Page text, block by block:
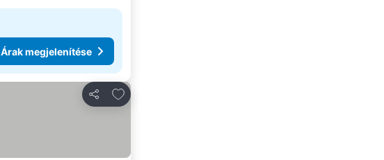
Árak megjelenítése
Megosztás
Hozzáadás a kedvencekhez